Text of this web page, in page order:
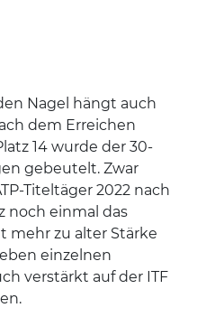
Nagel hängt auch
dem Erreichen
14 wurde der 30-
gebeutelt. Zwar
Titeltäger 2022 nach
noch einmal das
mehr zu alter Stärke
einzelnen
verstärkt auf der ITF